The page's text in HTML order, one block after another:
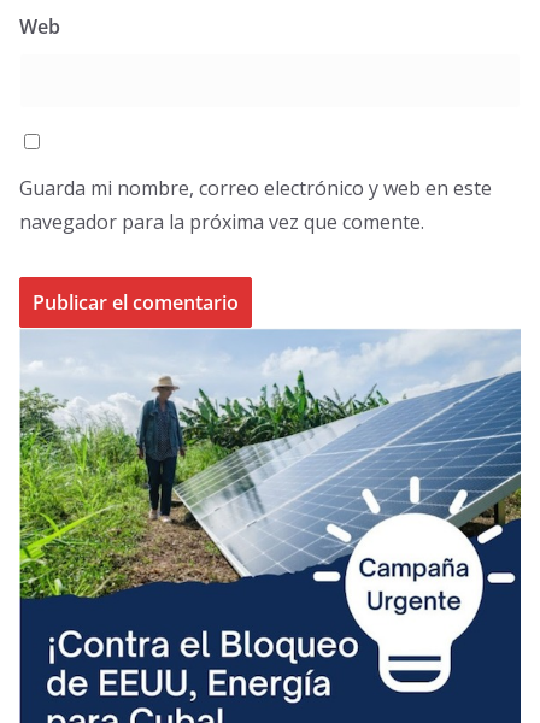
Web
Guarda mi nombre, correo electrónico y web en este
navegador para la próxima vez que comente.